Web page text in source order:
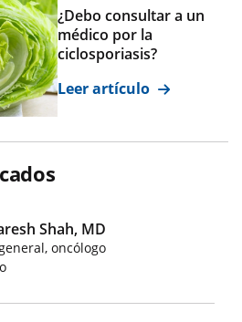
¿Debo consultar a un
médico por la
ciclosporiasis?
Leer artículo
destacados
Shah, MD
oncólogo